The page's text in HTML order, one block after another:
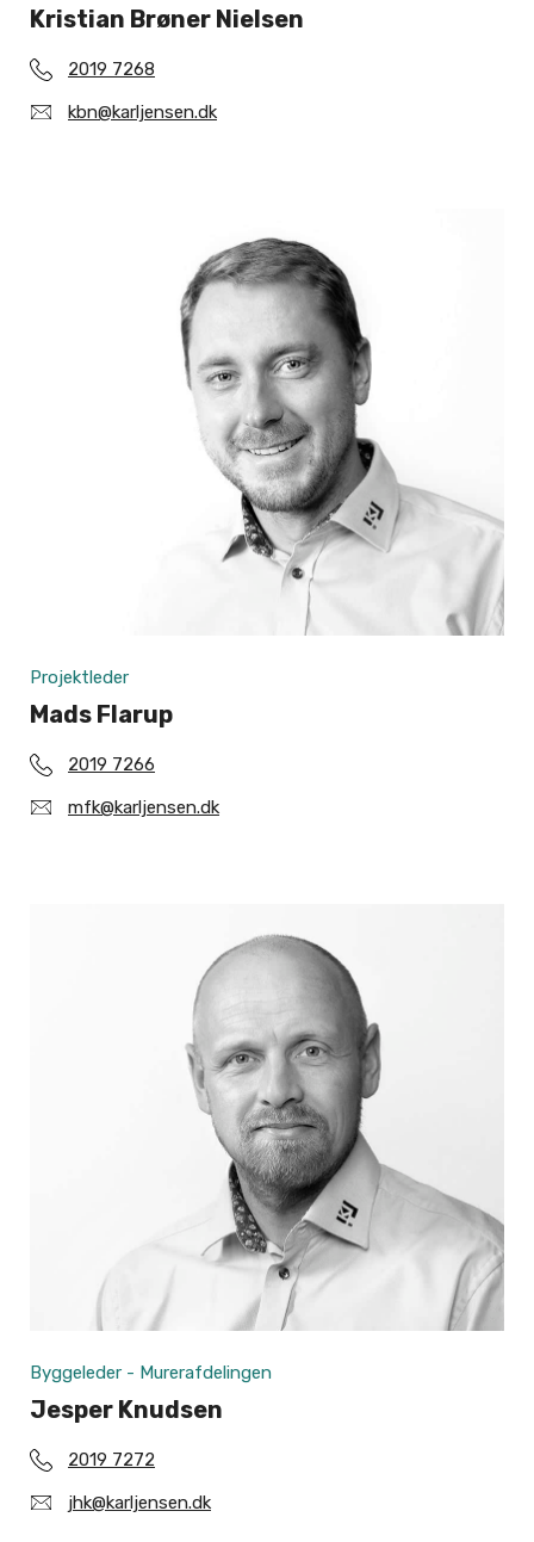
Kristian Brøner Nielsen
2019 7268
kbn@karljensen.dk
Projektleder
Mads Flarup
2019 7266
mfk@karljensen.dk
Byggeleder - Murerafdelingen
Jesper Knudsen
2019 7272
jhk@karljensen.dk